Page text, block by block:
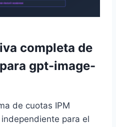
completa de
gpt-image-
de cuotas IPM
para el